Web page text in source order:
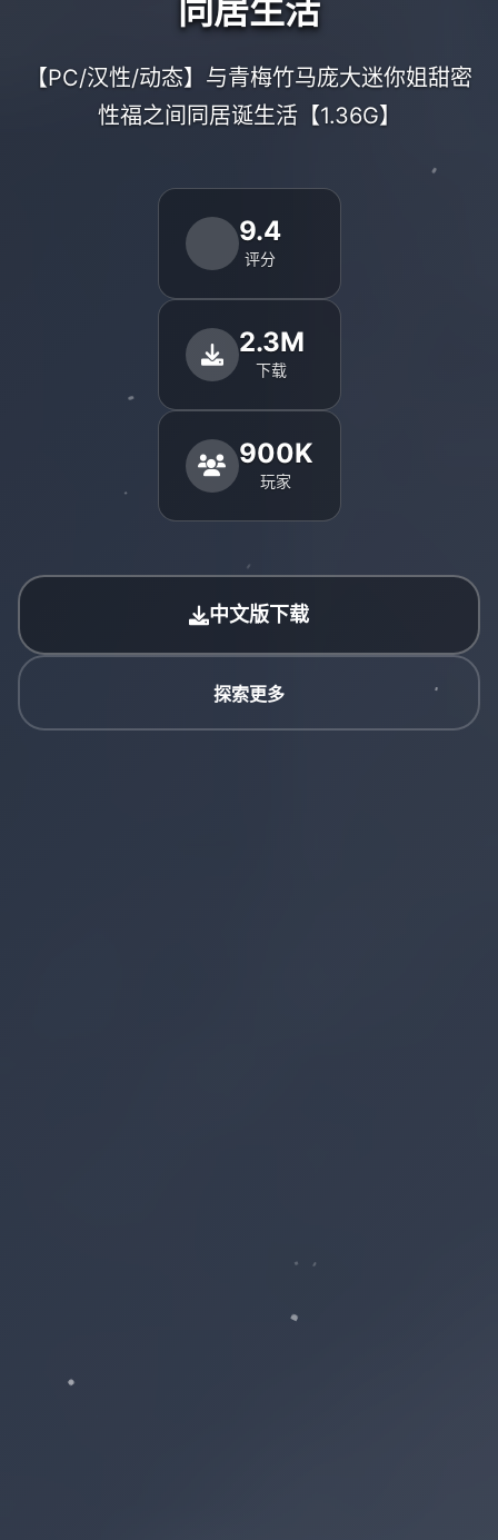
同居生活
【PC/汉性/动态】与青梅竹马庞大迷你姐甜密
性福之间同居诞生活【1.36G】
9.4
评分
2.3M
下载
900K
玩家
中文版下载
探索更多